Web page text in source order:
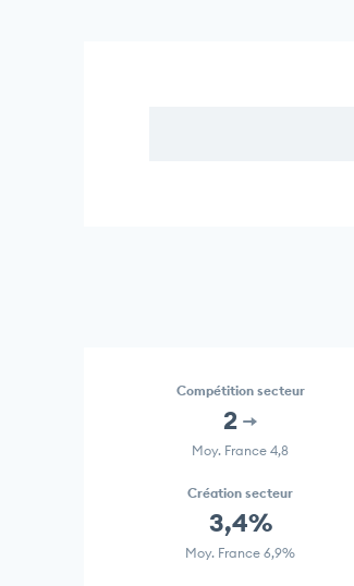
Compétition secteur
2
Moy. France 4,8
Création secteur
3,4%
Moy. France 6,9%